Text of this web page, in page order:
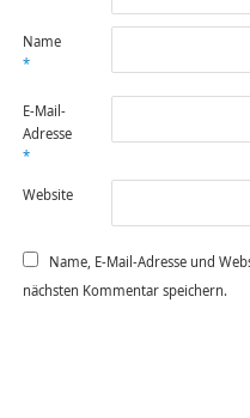
Name
*
E-Mail-
Adresse
*
Website
Name, E-Mail-Adresse und
nächsten Kommentar speichern.